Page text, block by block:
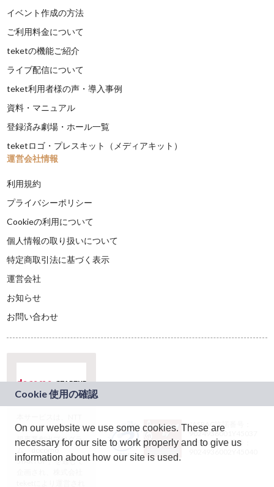
イベント作成の方法
ご利用料金について
teketの機能ご紹介
ライブ配信について
teket利用者様の声・導入事例
資料・マニュアル
登録済み劇場・ホール一覧
teketロゴ・プレスキット（メディアキット）
運営会社情報
利用規約
プライバシーポリシー
Cookieの利用について
個人情報の取り扱いについて
特定商取引法に基づく表示
運営会社
お知らせ
お問い合わせ
ドコモグループの新
規事業創出プログラ
ム「docomo
STARTUP」を通じて
JASRAC許諾番号：
9024936001Y45037
JASRAC許諾番号：
On our website we use some cookies. These are
necessary for our site to work properly and to give us
information about how our site is used.